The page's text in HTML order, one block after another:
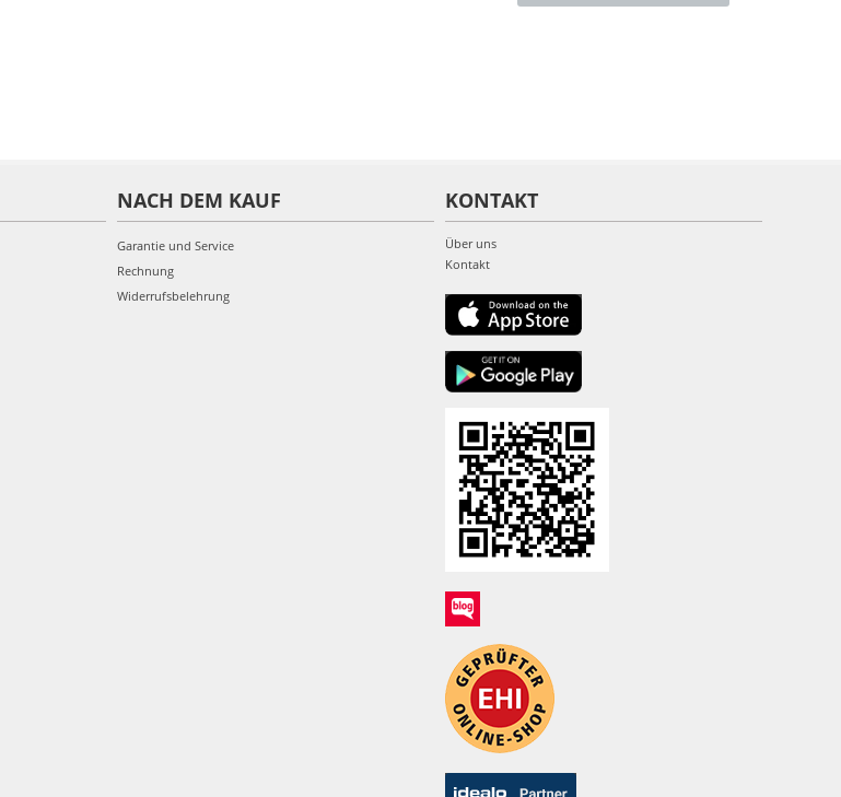
NACH DEM KAUF
Garantie und Service
Rechnung
Widerrufsbelehrung
KONTAKT
Über uns
Kontakt